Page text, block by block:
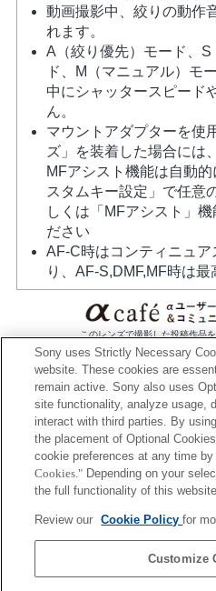
動画撮影中、絞りの動作
れます。
A（絞り優先）モード、
ド、M（マニュアル）モ
中にシャッタースピード
ん。
マウントアダプターを使
ズ」を装着した場合には
MFアシスト機能は自動
スタムキー設定」で任意
しくは「MFアシスト」
ださい
AF-C時はコンティニュ
り、AF-S,DMF,MF時は最
このレンズで撮影した投稿作品
プレスリリース
ご利用条件
環境情報
Sony uses Strictly Necessary
website. These cookies are
remain active. Sony also uses
site functionality, analyze usage,
interact with third parties. By
the placement of Optional
cookie preferences at any time
Cookies." Depending on your
the full functionality of this
Review our Cookie Policyfor
Customize